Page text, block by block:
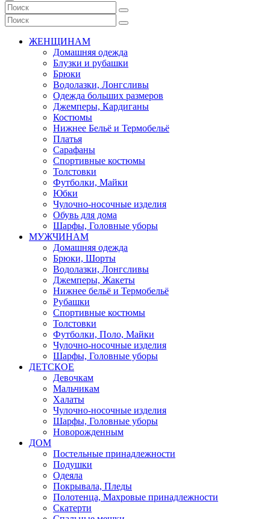
ЖЕНЩИНАМ
Домашняя одежда
Блузки и рубашки
Брюки
Водолазки, Лонгсливы
Одежда больших размеров
Джемперы, Кардиганы
Костюмы
Нижнее Бельё и Термобельё
Платья
Сарафаны
Спортивные костюмы
Толстовки
Футболки, Майки
Юбки
Чулочно-носочные изделия
Обувь для дома
Шарфы, Головные уборы
МУЖЧИНАМ
Домашняя одежда
Брюки, Шорты
Водолазки, Лонгсливы
Джемперы, Жакеты
Нижнее бельё и Термобельё
Рубашки
Спортивные костюмы
Толстовки
Футболки, Поло, Майки
Чулочно-носочные изделия
Шарфы, Головные уборы
ДЕТСКОЕ
Девочкам
Мальчикам
Халаты
Чулочно-носочные изделия
Шарфы, Головные уборы
Новорожденным
ДОМ
Постельные принадлежности
Подушки
Одеяла
Покрывала, Пледы
Полотенца, Махровые принадлежности
Скатерти